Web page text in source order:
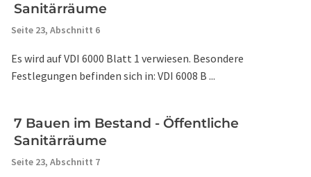
Sanitärräume
Seite 23, Abschnitt 6
Es wird auf VDI 6000 Blatt 1 verwiesen. Besondere
Festlegungen befinden sich in: VDI 6008 B ...
7 Bauen im Bestand - Öffentliche
Sanitärräume
Seite 23, Abschnitt 7